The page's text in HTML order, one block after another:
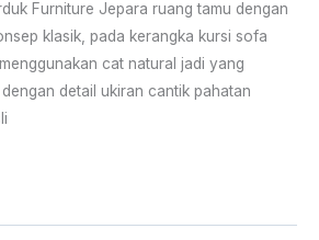
Furniture Jepara ruang tamu dengan
klasik, pada kerangka kursi sofa
cat natural jadi yang
detail ukiran cantik pahatan